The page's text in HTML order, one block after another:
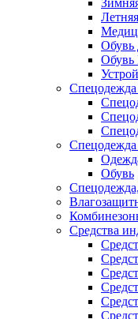
Обувь
Обувь
Спецодежда
Обувь
Средства